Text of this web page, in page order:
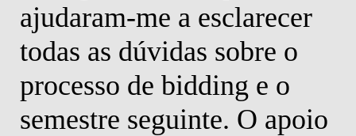
ajudaram-me a esclarecer
todas as dúvidas sobre o
processo de bidding e o
semestre seguinte. O apoio